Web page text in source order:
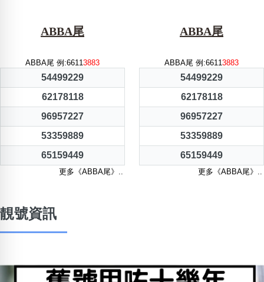
ABBA尾
ABBA尾 例:66113883
54499229
62178118
96957227
53359889
65159449
更多《ABBA尾》..
ABBA尾
ABBA尾 例:66113883
54499229
62178118
96957227
53359889
65159449
更多《ABBA尾》..
靚號資訊